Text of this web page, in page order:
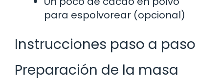
para espolvorear (opcional)
Instrucciones paso a paso
Preparación de la masa